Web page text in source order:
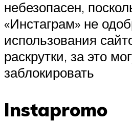
небезопасен,
«Инстаграм» не
использования
раскрутки, за это
заблокировать
Instapromo